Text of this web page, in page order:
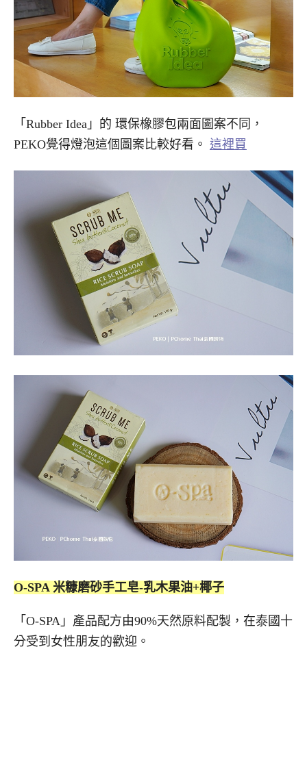
「Rubber Idea」的 環保橡膠包兩面圖案不同，
PEKO覺得燈泡這個圖案比較好看。 這裡買
O-SPA 米糠磨砂手工皂-乳木果油+椰子
「O-SPA」產品配方由90%天然原料配製，在泰國十
分受到女性朋友的歡迎。